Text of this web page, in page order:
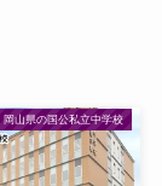
岡山県の国公私立中学校